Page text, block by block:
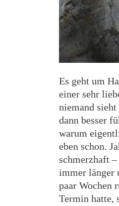
Es geht um
einer sehr
niemand
dann besser
warum
eben schon.
schmerzhaft
immer länger
paar Wochen
Termin hatte,